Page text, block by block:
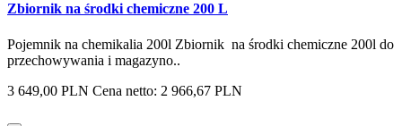
Zbiornik na środki chemiczne 200 L
Pojemnik na chemikalia 200l Zbiornik na środki chemiczne 200l do
przechowywania i magazyno..
3 649,00 PLN Cena netto: 2 966,67 PLN